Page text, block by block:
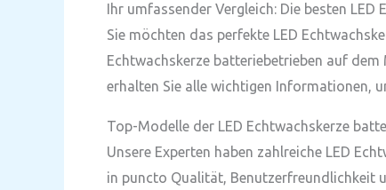
Ihr umfassender Vergleich: Die besten
Sie möchten das perfekte LED
Echtwachskerze batteriebetrieben auf
erhalten Sie alle wichtigen Informationen,
Top-Modelle der LED Echtwachskerze
Unsere Experten haben zahlreiche LED
in puncto Qualität, Benutzerfreundlichkeit